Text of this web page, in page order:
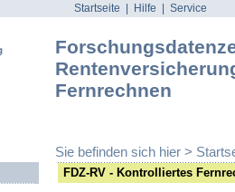
Startseite Hilfe Service
Fernrechnen
Sie befinden sich hier >
FDZ-RV - Kontrolliertes